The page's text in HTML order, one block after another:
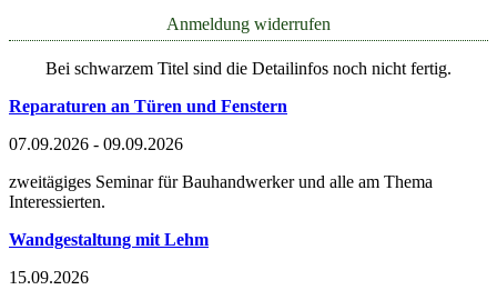
Anmeldung widerrufen
Bei schwarzem Titel sind die Detailinfos noch nicht fertig.
Reparaturen an Türen und Fenstern
07.09.2026 - 09.09.2026
zweitägiges Seminar für Bauhandwerker und alle am Thema
Interessierten.
Wandgestaltung mit Lehm
15.09.2026